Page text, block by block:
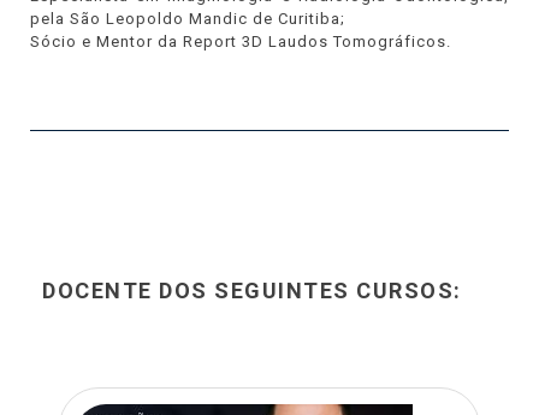
pela São Leopoldo Mandic de Curitiba;
Sócio e Mentor da Report 3D Laudos Tomográficos.
DOCENTE DOS SEGUINTES CURSOS: